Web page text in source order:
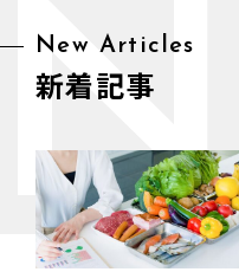
New Articles
新着記事